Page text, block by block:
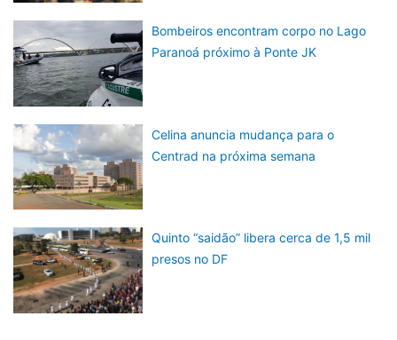
Bombeiros encontram corpo no Lago
Paranoá próximo à Ponte JK
Celina anuncia mudança para o
Centrad na próxima semana
Quinto “saidão” libera cerca de 1,5 mil
presos no DF